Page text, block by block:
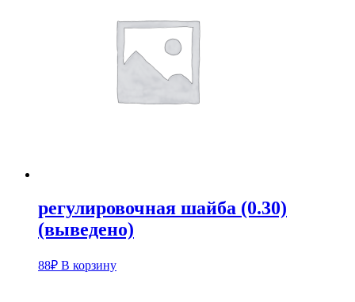
регулировочная шайба (0.30)
(выведено)
88₽ В корзину